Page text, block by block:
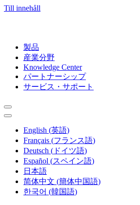
Till innehåll
製品
産業分野
Knowledge Center
パートナーシップ
サービス・サポート
English (英語)
Français (フランス語)
Deutsch ( ドイツ語)
Español (スペイン語)
日本語
简体中文 (簡体中国語)
한국어 (韓国語)